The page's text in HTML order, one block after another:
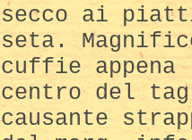
secco ai
seta.
cuffie appena
centro del
causante